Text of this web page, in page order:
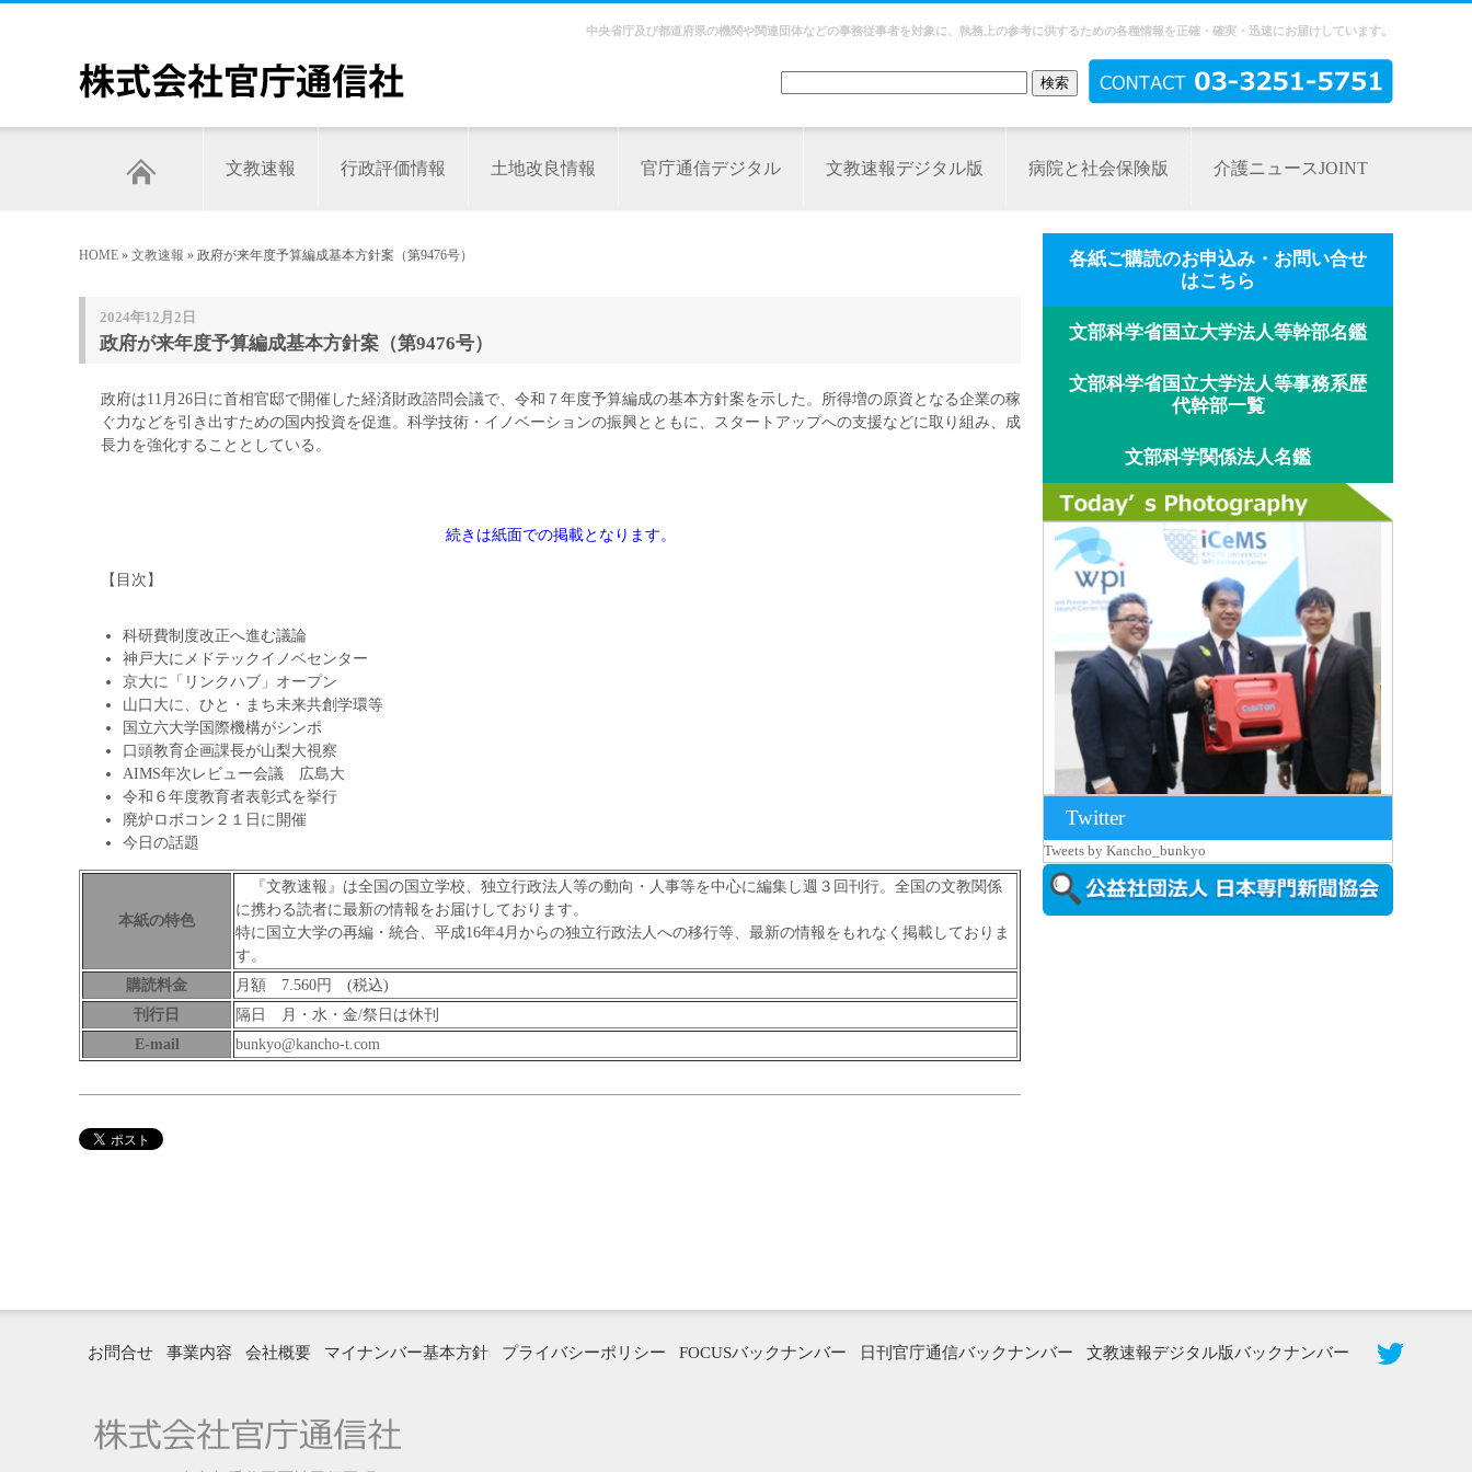
中央省庁及び都道府県の機関や関連団体などの事務従事者を対象に、執務上の参考に供するための各種情報を正確・確実・迅速にお届けしています。
文教速報 行政評価情報 土地改良情報 官庁通信デジタル 文教速報デジタル版 病院と社会保険版 介護ニュースJOINT
HOME » 文教速報 » 政府が来年度予算編成基本方針案（第9476号）
2024年12月2日
政府が来年度予算編成基本方針案（第9476号）
政府は11月26日に首相官邸で開催した経済財政諮問会議で、令和７年度予算編成の基本方針案を示した。所得増の原資となる企業の稼
ぐ力などを引き出すための国内投資を促進。科学技術・イノベーションの振興とともに、スタートアップへの支援などに取り組み、成
長力を強化することとしている。
続きは紙面での掲載となります。
【目次】
科研費制度改正へ進む議論
神戸大にメドテックイノベセンター
京大に「リンクハブ」オープン
山口大に、ひと・まち未来共創学環等
国立六大学国際機構がシンポ
口頭教育企画課長が山梨大視察
AIMS年次レビュー会議 広島大
令和６年度教育者表彰式を挙行
廃炉ロボコン２１日に開催
今日の話題
本紙の特色
『文教速報』は全国の国立学校、独立行政法人等の動向・人事等を中心に編集し週３回刊行。全国の文教関係
に携わる読者に最新の情報をお届けしております。
特に国立大学の再編・統合、平成16年4月からの独立行政法人への移行等、最新の情報をもれなく掲載しておりま
す。
購読料金
月額 7.560円 (税込)
刊行日
隔日 月・水・金/祭日は休刊
E-mail
bunkyo@kancho-t.com
各紙ご購読のお申込み・お問い合せ
はこちら
文部科学省国立大学法人等幹部名鑑
文部科学省国立大学法人等事務系歴
代幹部一覧
文部科学関係法人名鑑
京都大iCeMS等を視察した松本文部科学
大...
Twitter
Tweets by Kancho_bunkyo
お問合せ 事業内容 会社概要 マイナンバー基本方針 プライバシーポリシー FOCUSバックナンバー 日刊官庁通信バックナンバー 文教速報デジタル版バックナンバー